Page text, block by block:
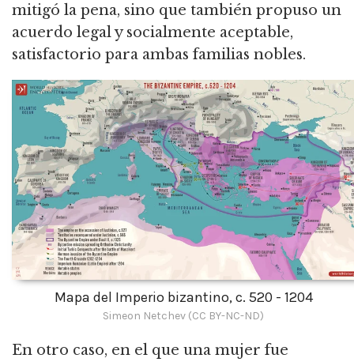
mitigó la pena, sino que también propuso un
acuerdo legal y socialmente aceptable,
satisfactorio para ambas familias nobles.
Mapa del Imperio bizantino, c. 520 - 1204
Simeon Netchev (CC BY-NC-ND)
En otro caso, en el que una mujer fue